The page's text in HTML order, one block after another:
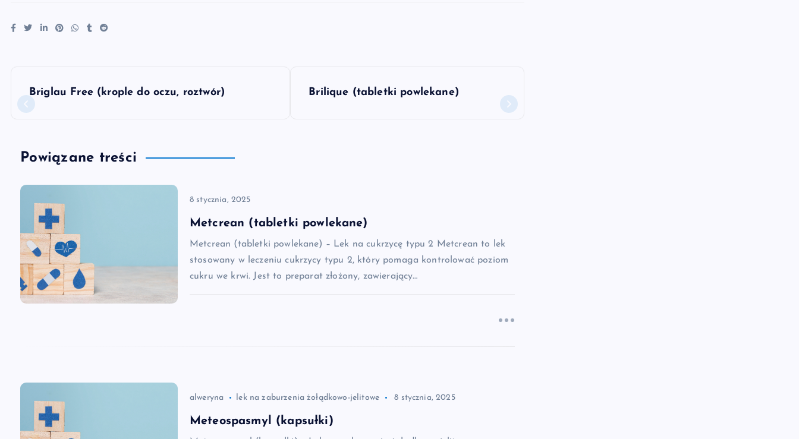
N
a
w
a
c
w
Briglau Free (krople do oczu, roztwór) Brilique (tabletki powlekane)
Powiązane treści
8 stycznia, 2025
Metcrean (tabletki powlekane)
Metcrean (tabletki powlekane) – Lek na cukrzycę typu 2 Metcrean to lek
stosowany w leczeniu cukrzycy typu 2, który pomaga kontrolować poziom
cukru we krwi. Jest to preparat złożony, zawierający…
alweryna lek na zaburzenia żołądkowo-jelitowe 8 stycznia, 2025
Meteospasmyl (kapsułki)